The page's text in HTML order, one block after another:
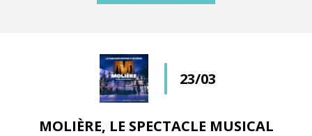
23/03
MOLIÈRE, LE SPECTACLE MUSICAL